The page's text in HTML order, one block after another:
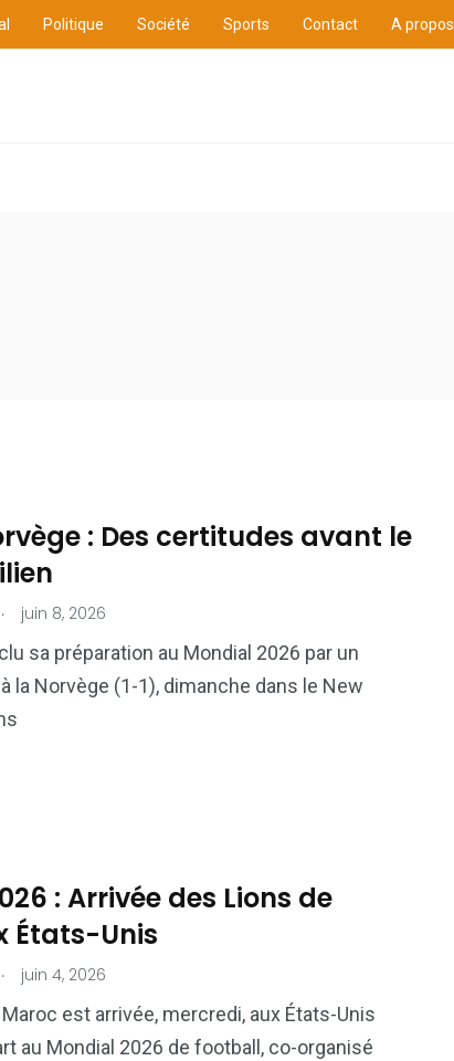
Politique Société Sports Contact A propos
: Des certitudes avant le
. juin 8, 2026
sa préparation au Mondial 2026 par un
la Norvège (1-1), dimanche dans le New
: Arrivée des Lions de
États-Unis
. juin 4, 2026
est arrivée, mercredi, aux États-Unis
au Mondial 2026 de football, co-organisé
81
Sports
42
Uncategorized